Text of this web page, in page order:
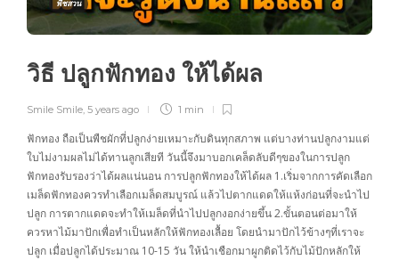
พืชสวน
วิธี ปลูกฟักทอง ให้ได้ผล
Smile Smile 5 years ago 1 min
ฟักทอง ถือเป็นพืชผักที่ปลูกง่ายเหมาะกับดินทุกสภาพ แต่บางท่านปลูกงามแต่
ใบไม่งามผลไม่ได้ทานลูกเสียที วันนี้จึงมาบอกเคล็ดลับดีๆของในการปลูก
ฟักทองรับรองว่าได้ผลแน่นอน การปลูกฟักทองให้ได้ผล 1.เริ่มจากการคัดเลือก
เมล็ดฟักทองควรทำเลือกเมล็ดสมบูรณ์ แล้วไปตากแดดให้แห้งก่อนที่จะนำไป
ปลูก การตากแดดจะทำให้เมล็ดที่นำไปปลูกงอกง่ายขึ้น 2.ขั้นตอนต่อมาให้
ควรหาไม้มาปักเพื่อทำเป็นหลักให้ฟักทองเลื้อย โดยนำมาปักไว้ข้างๆที่เราจะ
ปลูก เมื่อปลูกได้ประมาณ 10-15 วัน ให้นำเชือกมาผูกติดไว้กับไม้ปักหลักให้